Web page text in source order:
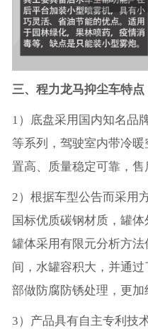
三、程力龙马抑尘车特点
1）底盘采用国内知名品
等系列，驾驶室内带冷
置高、质量稳定可靠，售
2）根据车型公告而采用
国标优质碳钢材质，罐
罐体采用有限元分析方
间，水罐容积大，并通
部做防腐防锈处理，更加
3）产品具有自主专利技